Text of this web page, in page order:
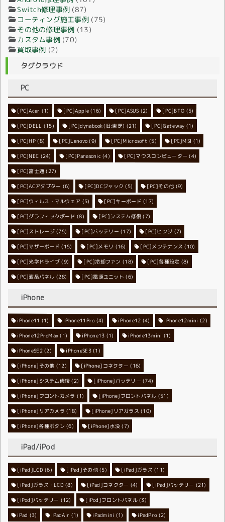
Switch修理事例 (87)
コーティング施工事例 (75)
その他の修理事例 (13)
カスタム事例(70)
買取事例 (2)
タグクラウド
PC
[PC]Acer (1) [PC]Apple(16) [PC]ASUS (2) [PC]BTO (5)
[PC]DELL (15) [PC]dynabook(旧:東芝) (21) [PC]Gateway (1)
[PC]HP(8) [PC]Lenovo(9) [PC]Microsoft (5) [PC]MSI (1)
[PC]NEC (24) [PC]Panasonic (4) [PC]マウスコンピューター (4)
[PC]富士通 (27)
[PC]ACアダプター (6) [PC]DCジャック (5) [PC]その他 (9)
[PC]ウィルス・マルウェア (5) [PC]キーボード (17)
[PC]グラフィックボード (8) [PC]システム修復 (7)
[PC]ストレージ(75) [PC]バッテリー (17) [PC]ヒンジ (7)
[PC]マザーボード (15) [PC]メモリ (16) [PC]メンテナンス (10)
[PC]光学ドライブ (9) [PC]冷却ファン (18) [PC]各種設定 (8)
[PC]液晶パネル (28) [PC]電源ユニット (6)
iPhone
iPhone11 (1) iPhone11Pro(4) iPhone12 (4) iPhone12mini (2)
iPhone12ProMax (1) iPhone13 (1) iPhone13mini (1)
iPhoneSE2(2) iPhoneSE3 (1)
[iPhone]その他 (12) [iPhone]コネクター (16)
[iPhone]システム修復 (2) [iPhone]バッテリー (74)
[iPhone]フロントカメラ (1) [iPhone]フロントパネル (51)
[iPhone]リアカメラ (18) [iPhone]リアガラス (10)
[iPhone]各種ボタン (6) [iPhone]水没 (7)
iPad/iPod
[iPad]LCD(6) [iPad]その他 (5) [iPad]ガラス (11)
[iPad]ガラス・LCD(8) [iPad]コネクター (4) [iPad]バッテリー (21)
[iPod]バッテリー (12) [iPod]フロントパネル(3)
iPad (3) iPadAir (1) iPadmini (1) iPadPro(2)